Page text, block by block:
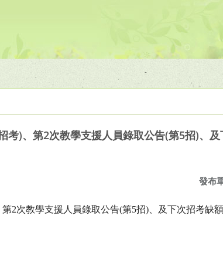
考)、第2次教學支援人員錄取公告(第5招)、
發布
第2次教學支援人員錄取公告(第5招) 、及下次招考缺